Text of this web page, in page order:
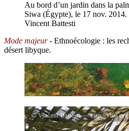
Au bord d’un jardin dans la
Siwa (Égypte), le 17 nov.
Vincent Battesti
Mode majeur- Ethnoécologie : les
désert libyque.